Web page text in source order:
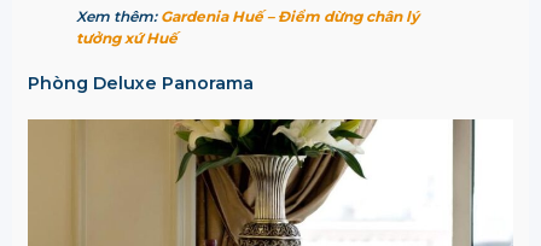
Xem thêm: Gardenia Huế – Điểm dừng chân lý
tưởng xứ Huế
Phòng Deluxe Panorama